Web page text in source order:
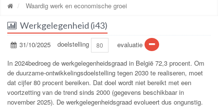
Waardig werk en economische groei
Werkgelegenheid (i43)
31/10/2025 doelstelling 80
evaluatie
In 2024bedroeg de werkgelegenheidsgraad in België 72,3 procent. Om
de duurzame-ontwikkelingsdoelstelling tegen 2030 te realiseren, moet
dat cijfer 80 procent bereiken. Dat doel wordt niet bereikt met een
voortzetting van de trend sinds 2000 (gegevens beschikbaar in
november 2025). De werkgelegenheidsgraad evolueert dus ongunstig.